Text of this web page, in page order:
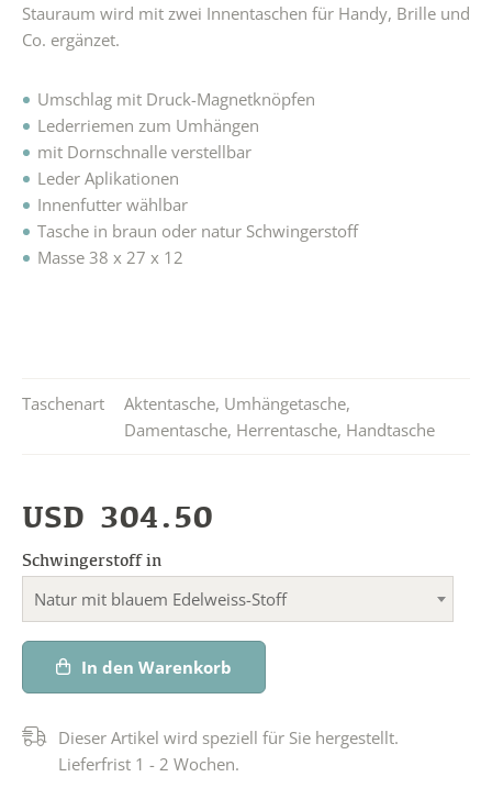
Stauraum wird mit zwei Innentaschen für Handy, Brille und
Co. ergänzet.
Umschlag mit Druck-Magnetknöpfen
Lederriemen zum Umhängen
mit Dornschnalle verstellbar
Leder Aplikationen
Innenfutter wählbar
Tasche in braun oder natur Schwingerstoff
Masse 38 x 27 x 12
Taschenart Aktentasche, Umhängetasche,
Damentasche, Herrentasche, Handtasche
USD 304.50
Schwingerstoff in
Natur mit blauem Edelweiss-Stoff
In den Warenkorb
Dieser Artikel wird speziell für Sie hergestellt.
Lieferfrist 1 - 2 Wochen.